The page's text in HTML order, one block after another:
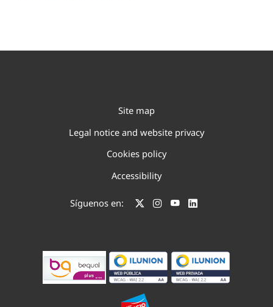
Site map
Legal notice and website privacy
Cookies policy
Accessibility
Síguenos en: